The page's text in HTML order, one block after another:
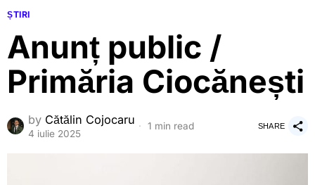
ȘTIRI
Anunț public /
Primăria Ciocănești
by Cătălin Cojocaru
4 iulie 2025
1 min read SHARE